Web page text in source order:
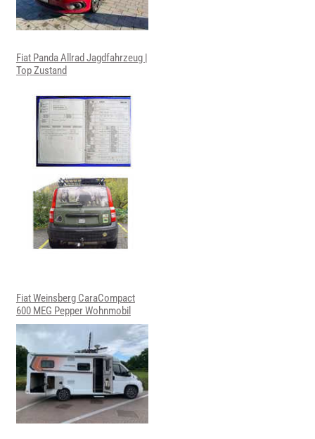
Fiat Panda Allrad Jagdfahrzeug |
Top Zustand
Fiat Weinsberg CaraCompact
600 MEG Pepper Wohnmobil